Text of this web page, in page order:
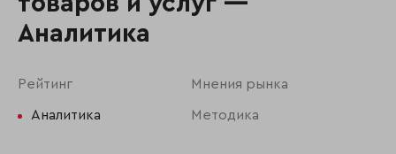
Аналитика
Рейтинг Мнения рынка
Аналитика Методика